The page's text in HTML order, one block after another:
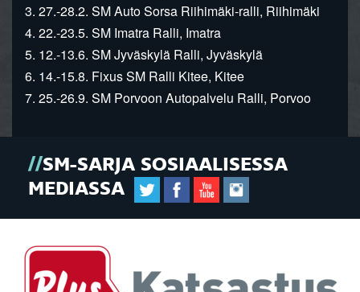
3. 27.-28.2. SM Auto Sorsa Riihimäki-ralli, Riihimäki
4. 22.-23.5. SM Imatra Ralli, Imatra
5. 12.-13.6. SM Jyväskylä Ralli, Jyväskylä
6. 14.-15.8. Fixus SM Ralli Kitee, Kitee
7. 25.-26.9. SM Porvoon Autopalvelu Ralli, Porvoo
SM-SARJA SOSIAALISESSA
MEDIASSA